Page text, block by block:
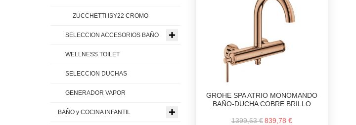
GROHE SPA ATRIO MONOMANDO
BAÑO-DUCHA COBRE BRILLO
1399,63 € 839,78 €
ZUCCHETTI ISY22 CROMO
SELECCION ACCESORIOS BAÑO
WELLNESS TOILET
SELECCION DUCHAS
GENERADOR VAPOR
BAÑO y COCINA INFANTIL